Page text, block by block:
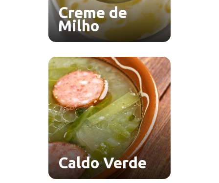
Creme de
Milho
Caldo Verde